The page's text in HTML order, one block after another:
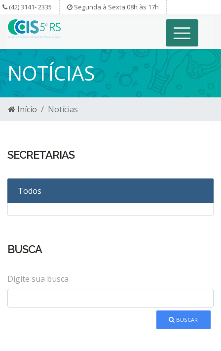
(42) 3141- 2335 Segunda à Sexta 08h às 17h
NOTÍCIAS
Início Notícias
SECRETARIAS
Todos
BUSCA
Digite sua busca
BUSCAR